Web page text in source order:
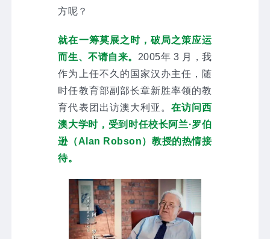
方呢？
就在一筹莫展之时，破局之策应运
而生、不请自来。 2005年 3 月，我
作为上任不久的国家汉办主任，随
时任教育部副部长章新胜率领的教
育代表团出访澳大利亚。 在访问西
澳大学时，受到时任校长阿兰·罗伯
逊（Alan Robson）教授的热情接
待。